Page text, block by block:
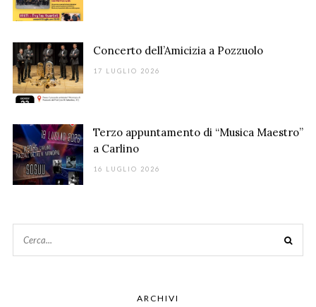
Concerto dell’Amicizia a Pozzuolo
17 LUGLIO 2026
Terzo appuntamento di “Musica Maestro”
a Carlino
16 LUGLIO 2026
ARCHIVI